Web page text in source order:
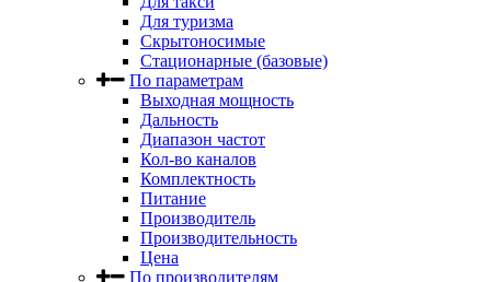
Для туризма
Скрытоносимые
Стационарные (базовые)
По параметрам
Выходная мощность
Дальность
Диапазон частот
Кол-во каналов
Комплектность
Питание
Производитель
Производительность
Цена
По производителям